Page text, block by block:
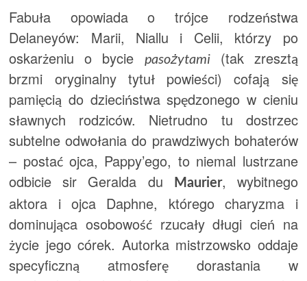
Fabuła opowiada o trójce rodzeństwa
Delaneyów: Marii, Niallu i Celii, którzy po
oskarżeniu o bycie
pasożytami(tak zresztą
brzmi oryginalny tytuł powieści) cofają się
pamięcią do dzieciństwa spędzonego w cieniu
sławnych rodziców. Nietrudno tu dostrzec
subtelne odwołania do prawdziwych bohaterów
– postać ojca, Pappy’ego, to niemal lustrzane
odbicie sir Geralda du
Maurier, wybitnego
aktora i ojca Daphne, którego charyzma i
dominująca osobowość rzucały długi cień na
życie jego córek. Autorka mistrzowsko oddaje
specyficzną atmosferę dorastania w